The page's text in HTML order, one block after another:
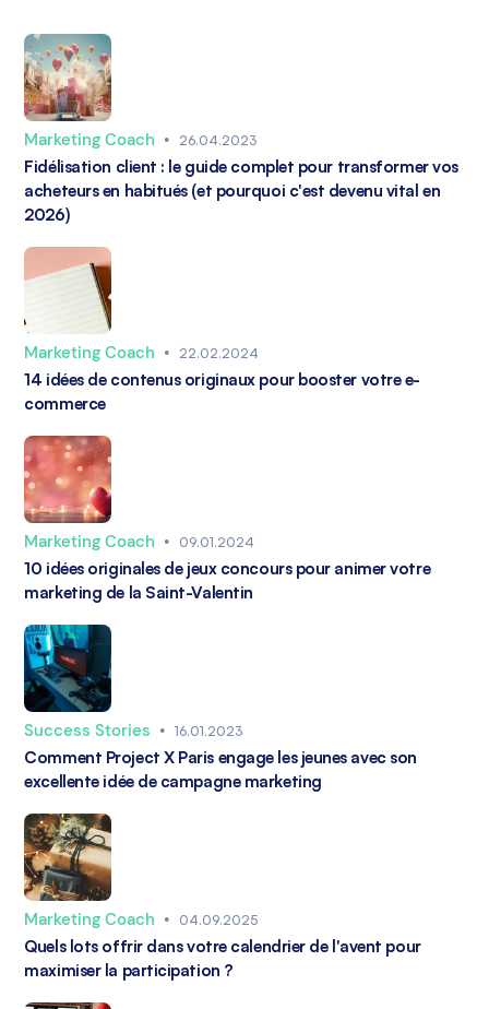
Marketing Coach • 26.04.2023
Fidélisation client : le guide complet pour transformer vos
acheteurs en habitués (et pourquoi c'est devenu vital en
2026)
Marketing Coach • 22.02.2024
14 idées de contenus originaux pour booster votre e-
commerce
Marketing Coach • 09.01.2024
10 idées originales de jeux concours pour animer votre
marketing de la Saint-Valentin
Success Stories • 16.01.2023
Comment Project X Paris engage les jeunes avec son
excellente idée de campagne marketing
Marketing Coach • 04.09.2025
Quels lots offrir dans votre calendrier de l'avent pour
maximiser la participation ?